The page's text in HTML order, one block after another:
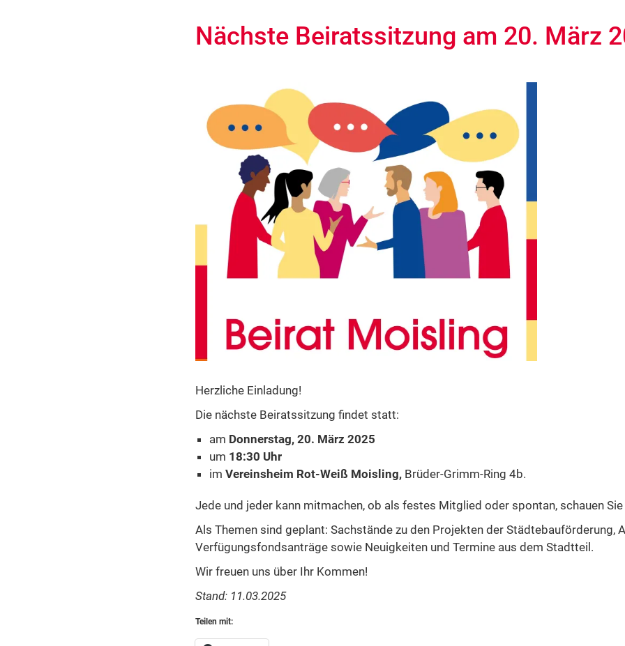
Nächste Beiratssitzung am 20. März
Herzliche Einladung!
Die nächste Beiratssitzung findet statt:
am Donnerstag, 20. März 2025
um 18:30 Uhr
im Vereinsheim Rot-Weiß Moisling,Brüder-Grimm-Ring 4b.
Jede und jeder kann mitmachen, ob als festes Mitglied oder spontan, schauen
Als Themen sind geplant: Sachstände zu den Projekten der Städtebauförderung,
Verfügungsfondsanträge sowie Neuigkeiten und Termine aus dem Stadtteil.
Wir freuen uns über Ihr Kommen!
Stand: 11.03.2025
Teilen mit: